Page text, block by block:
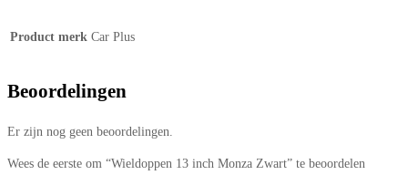
Product merk Car Plus
Beoordelingen
Er zijn nog geen beoordelingen.
Wees de eerste om “Wieldoppen 13 inch Monza Zwart” te beoordelen